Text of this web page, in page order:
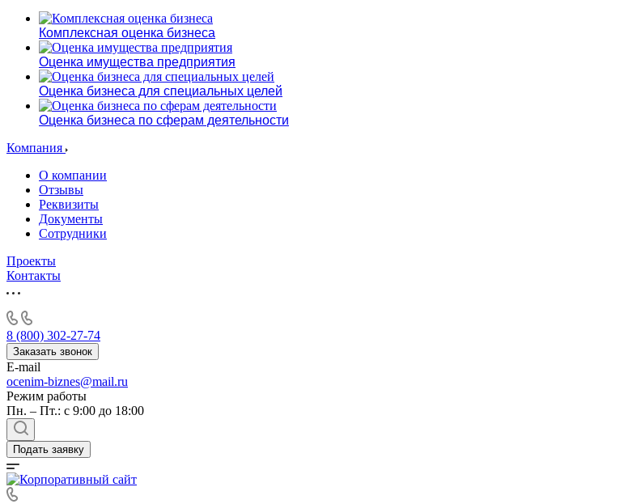
Комплексная оценка бизнеса
Оценка имущества предприятия
Оценка бизнеса для специальных целей
Оценка бизнеса по сферам деятельности
Компания
О компании
Отзывы
Реквизиты
Документы
Сотрудники
Проекты
Контакты
8 (800) 302-27-74
Заказать звонок
E-mail
ocenim-biznes@mail.ru
Режим работы
Пн. – Пт.: с 9:00 до 18:00
Подать заявку
Абакан
Абдулино
Абинск
Азов
Аксай